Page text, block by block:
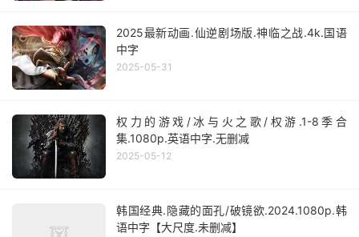
2025最新动画.仙逆剧场版.神临之战.4k.国语
中字
2025-05-31
权力的游戏/冰与火之歌/权游.1-8季合
集.1080p.英语中字.无删减
2025-05-12
韩国经典.隐藏的面孔/破镜欲.2024.1080p.韩
语中字【大尺度.未删减】